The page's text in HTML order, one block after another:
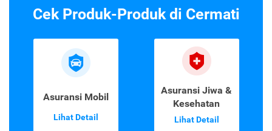
Cek Produk-Produk di Cermati
Asuransi Mobil
Lihat Detail
Asuransi Jiwa &
Kesehatan
Lihat Detail